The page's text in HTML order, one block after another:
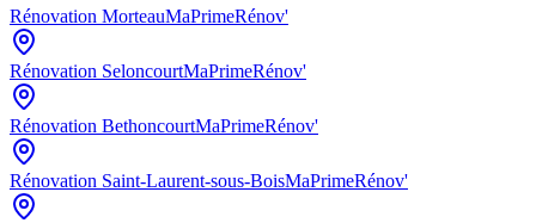
Rénovation MorteauMaPrimeRénov'
Rénovation SeloncourtMaPrimeRénov'
Rénovation BethoncourtMaPrimeRénov'
Rénovation Saint-Laurent-sous-BoisMaPrimeRénov'